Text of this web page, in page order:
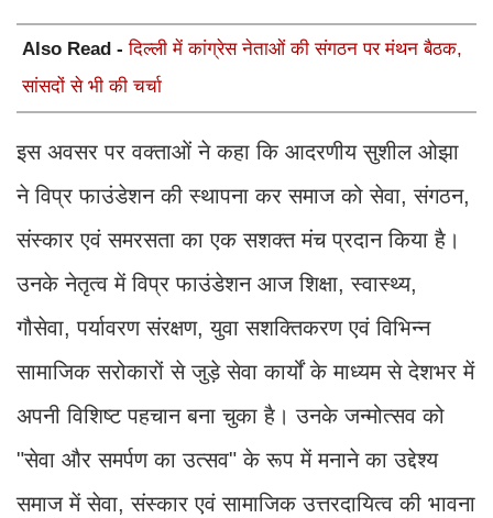
Also Read -दिल्ली में कांग्रेस नेताओं की संगठन पर मंथन बैठक,
सांसदों से भी की चर्चा
इस अवसर पर वक्ताओं ने कहा कि आदरणीय सुशील ओझा
ने विप्र फाउंडेशन की स्थापना कर समाज को सेवा, संगठन,
संस्कार एवं समरसता का एक सशक्त मंच प्रदान किया है।
उनके नेतृत्व में विप्र फाउंडेशन आज शिक्षा, स्वास्थ्य,
गौसेवा, पर्यावरण संरक्षण, युवा सशक्तिकरण एवं विभिन्न
सामाजिक सरोकारों से जुड़े सेवा कार्यों के माध्यम से देशभर में
अपनी विशिष्ट पहचान बना चुका है। उनके जन्मोत्सव को
"सेवा और समर्पण का उत्सव" के रूप में मनाने का उद्देश्य
समाज में सेवा, संस्कार एवं सामाजिक उत्तरदायित्व की भावना